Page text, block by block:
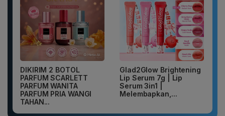
DIKIRIM 2 BOTOL
PARFUM SCARLETT
PARFUM WANITA
PARFUM PRIA WANGI
TAHAN...
Glad2Glow Brightening
Lip Serum 7g | Lip
Serum 3in1 |
Melembapkan,...